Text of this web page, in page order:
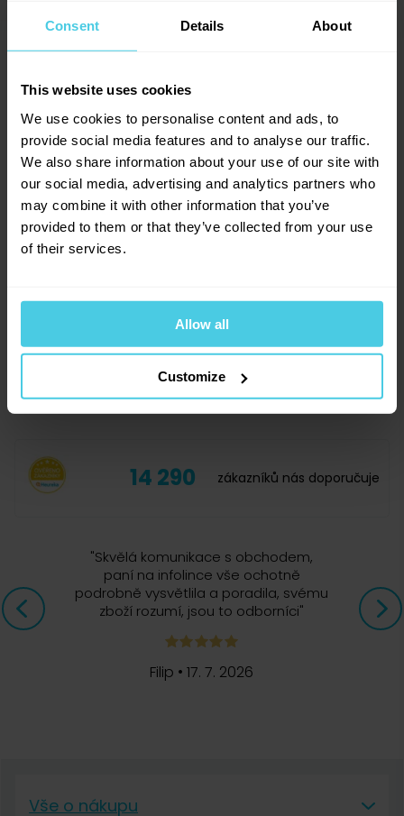
Consent Details About
This website uses cookies
We use cookies to personalise content and ads, to
provide social media features and to analyse our traffic.
We also share information about your use of our site with
our social media, advertising and analytics partners who
may combine it with other information that you’ve
provided to them or that they’ve collected from your use
of their services.
Allow all
Customize
5
1 hodnocení
1x
0x
0x
0x
0x
Veronika
29. 4. 2022
Typy kávovarů
Dobrý den,je čistič vhodný pro každý typ kávovaru? Děkuji
Monika Vaněčková, Čerstvá Káva
Dobrý den, jedná se o univerzální čistič
mléčných systémů, který odstraňuje zbytky
mléka ze systému pro přípravu mléčné pěny
Dávkování čističe mléčných cest
Dobrý den, jaké je dávkování přípravku Melitta Perfekt Clean.
📧Provoňte si e-mailovou
schránku kávou
Aromagazín vám pošleme jen, když bude o
čem psát.
Slibujeme na naše kafe.
Přihlásit se
14 290 zákazníků nás doporučuje
"Skvělá komunikace s obchodem,
paní na infolince vše ochotně
podrobně vysvětlila a poradila, svému
zboží rozumí, jsou to odborníci"
Filip •17. 7. 2026
Vše o nákupu